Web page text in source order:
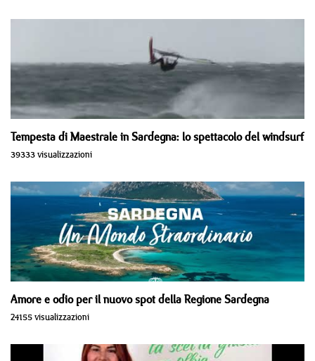
Tempesta di Maestrale in Sardegna: lo spettacolo del windsurf
39333 visualizzazioni
Amore e odio per il nuovo spot della Regione Sardegna
24155 visualizzazioni